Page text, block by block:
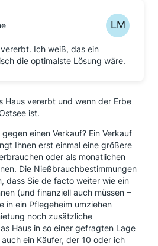
Ich weiß, das ein
die optimalste Lösung wäre.
Haus vererbt und wenn der Erbe
ist.
einen Verkauf? Ein Verkauf
Ihnen erst einmal eine größere
oder als monatlichen
Die Nießbrauchbestimmungen
dass Sie de facto weiter wie ein
(und finanziell auch müssen –
in ein Pflegeheim umziehen
noch zusätzliche
Haus in so einer gefragten Lage
ein Käufer, der 10 oder ich